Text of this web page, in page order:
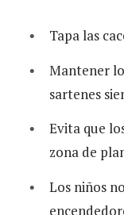
Tapa las
Mantener
sartenes
Evita que
zona de
Los niños